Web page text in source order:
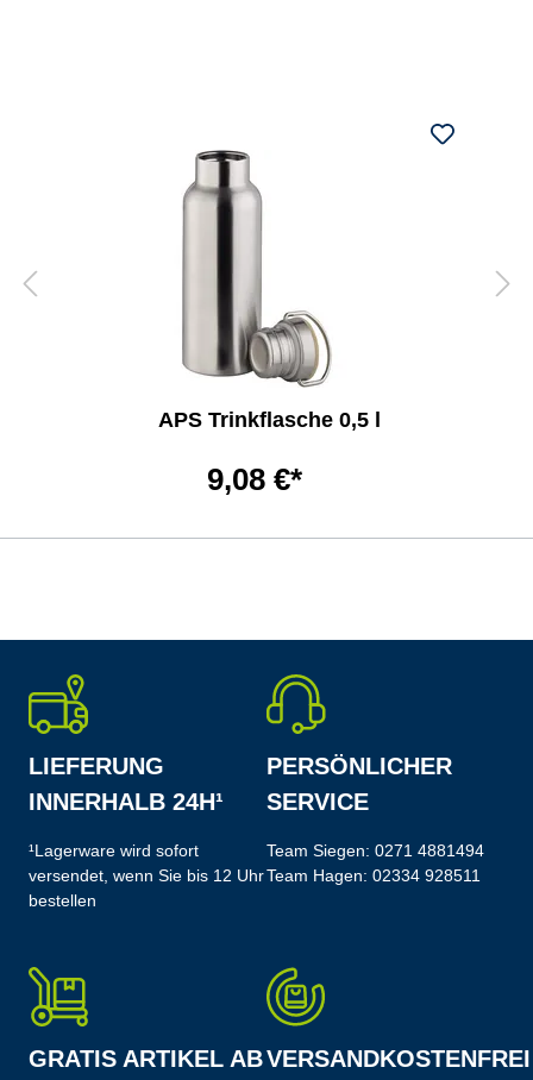
APS Trinkflasche 0,5 l
9,08 €*
LIEFERUNG
INNERHALB 24H¹
¹Lagerware wird sofort
versendet, wenn Sie bis 12 Uhr
bestellen
PERSÖNLICHER
SERVICE
Team Siegen: 0271 4881494
Team Hagen: 02334 928511
GRATIS ARTIKEL ABVERSANDKOSTENFREI